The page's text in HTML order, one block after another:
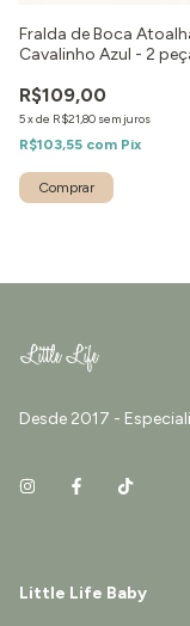
Fralda de Boca
Cavalinho Azul - 2
R$109,00
5xde R$21,80 sem juros
R$103,55 com Pix
Desde 2017 -
Little Life Baby